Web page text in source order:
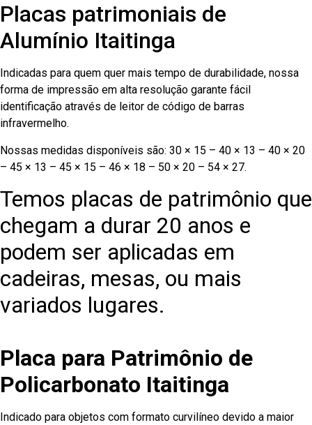
Placas patrimoniais de
Alumínio Itaitinga
Indicadas para quem quer mais tempo de durabilidade, nossa
forma de impressão em alta resolução garante fácil
identificação através de leitor de código de barras
infravermelho.
Nossas medidas disponíveis são: 30 × 15 – 40 × 13 – 40 × 20
– 45 × 13 – 45 × 15 – 46 × 18 – 50 × 20 – 54 × 27.
Temos placas de patrimônio que
chegam a durar 20 anos e
podem ser aplicadas em
cadeiras, mesas, ou mais
variados lugares.
Placa para Patrimônio de
Policarbonato Itaitinga
Indicado para objetos com formato curvilíneo devido a maior